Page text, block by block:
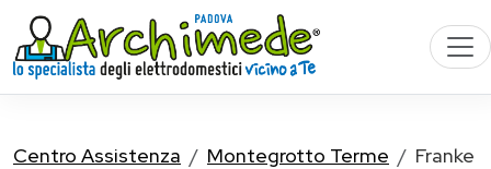
Centro Assistenza Montegrotto Terme Franke